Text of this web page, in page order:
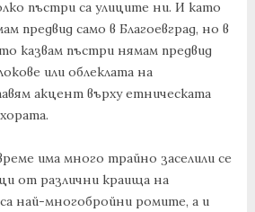
пъстри са улиците ни. И като
предвид само в Благоевград, но в
казвам пъстри нямам предвид
или облеклата на
акцент върху етническата
има много трайно заселили се
от различни краища на
най-многобройни ромите, а и